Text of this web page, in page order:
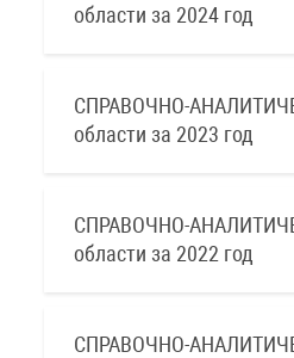
области за 2024 год
СПРАВОЧНО-
области за 2023 год
СПРАВОЧНО-
области за 2022 год
СПРАВОЧНО-